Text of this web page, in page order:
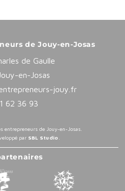
de Jouy-en-Josas
de Gaulle
en-Josas
jouy.fr
62 36 93
entrepreneurs de Jouy-en-Josas.
par SBL Studio